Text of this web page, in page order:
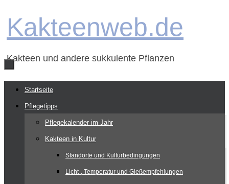
Inhalt
Kakteenweb.de
Kakteen und andere sukkulente Pflanzen
Zum
Inhalt
springen
Startseite
Pflegetipps
Pflegekalender im Jahr
Kakteen in Kultur
Standorte und Kulturbedingungen
Licht-, Temperatur und Gießempfehlungen